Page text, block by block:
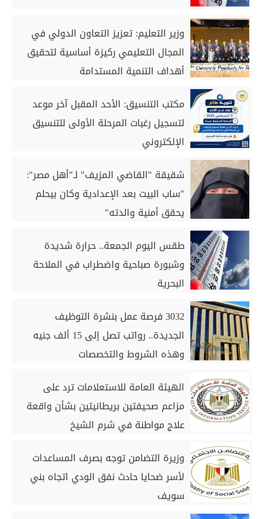
وزير التعليم: تعزيز التعاون الدولي في
المجال التعليمي ركيزة أساسية لتحقيق
أهداف التنمية المستدامة
مكتب التنسيق: الأحد المقبل آخر موعد
لتسجيل رغبات المرحلة الأولى للتنسيق
الإلكتروني
شقيقة "القاضي المزيف" لـ"أهل مصر":
"ساب البيت بعد الإعدادية وكان بيحلم
يحقق أمنية والدته"
طقس اليوم الجمعة.. حرارة شديدة
وشبورة صباحية واضطراب في الملاحة
البحرية
3032 فرصة عمل بنشرة التوظيف
الجديدة.. رواتب تصل إلى 15 ألف جنيه
وهذه الشروط والتخصصات
الهيئة العامة للاستعلامات ترد على
مزاعم صحيفتين بريطانيتين بشأن واقعة
علاج مواطنة في شرم الشيخ
وزيرة التضامن توجه بصرف المساعدات
لأسر ضحايا حادث نفق الودي اتجاه بني
سويف